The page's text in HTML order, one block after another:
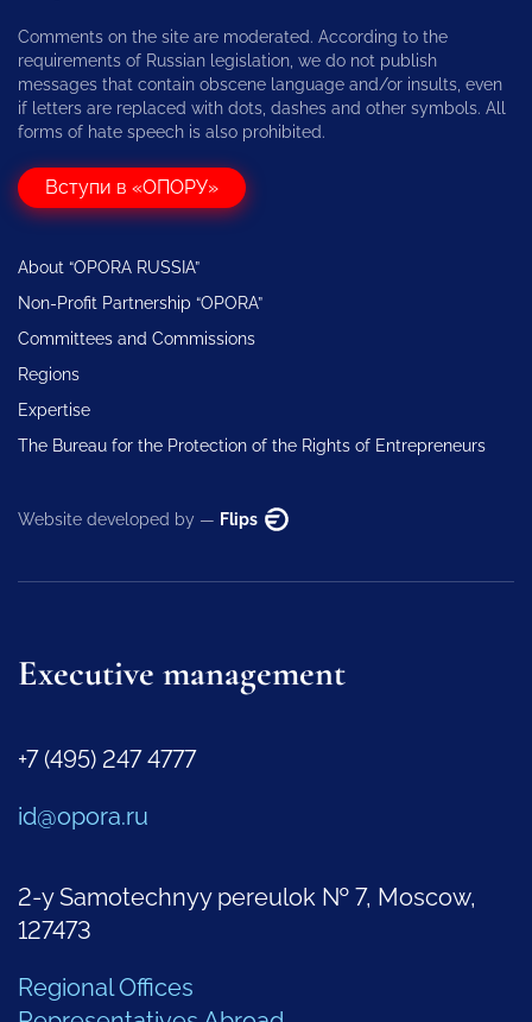
Comments on the site are moderated. According to the
requirements of Russian legislation, we do not publish
messages that contain obscene language and/or insults, even
if letters are replaced with dots, dashes and other symbols. All
forms of hate speech is also prohibited.
Вступи в «ОПОРУ»
About “OPORA RUSSIA”
Non-Profit Partnership “OPORA”
Committees and Commissions
Regions
Expertise
The Bureau for the Protection of the Rights of Entrepreneurs
Website developed by — Flips
Executive management
+7 (495) 247 4777
id@opora.ru
2-y Samotechnyy pereulok № 7, Moscow,
127473
Regional Offices